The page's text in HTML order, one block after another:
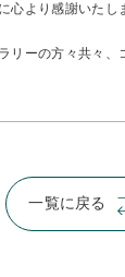
心より感謝いたし
リーの方々共々、
一覧に戻る